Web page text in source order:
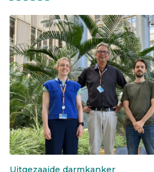
Uitgezaaide darmkanker